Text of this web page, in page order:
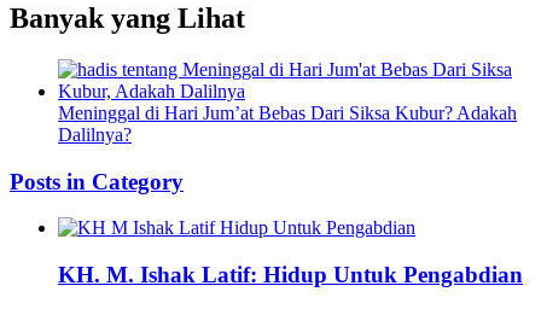
Banyak yang Lihat
Meninggal di Hari Jum’at Bebas Dari Siksa Kubur? Adakah
Dalilnya?
Posts in Category
KH. M. Ishak Latif: Hidup Untuk Pengabdian